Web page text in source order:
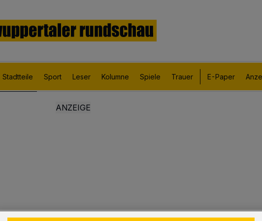
Stadtteile Sport Leser Kolumne Spiele Trauer E-Paper